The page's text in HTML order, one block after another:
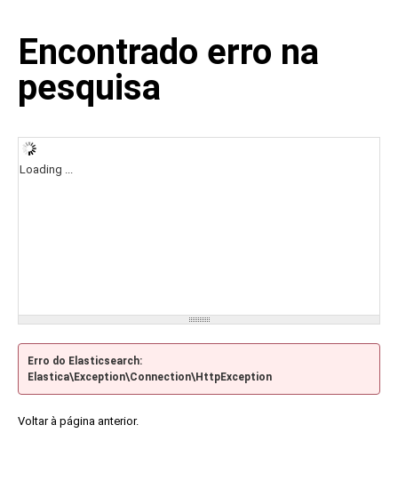
Encontrado erro na
pesquisa
Loading ...
Erro do Elasticsearch:
Elastica\Exception\Connection\HttpException
Voltar à página anterior.